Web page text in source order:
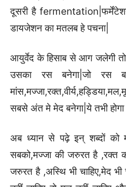
दूसरी है
डायजेशन का मतलब हे पचना|
आयुर्वेद के हिसाब से आग जलेगी तो
उसका रस बनेगा|जो रस
सबसे अंत मे मेद बनेगा|ये तभी होगा
अब ध्यान से पढ़े इन् शब्दों
सबको,मज्जा की जरुरत है ,रक्त
जरुरत है ,अस्थि भी चाहिए,मेद भी